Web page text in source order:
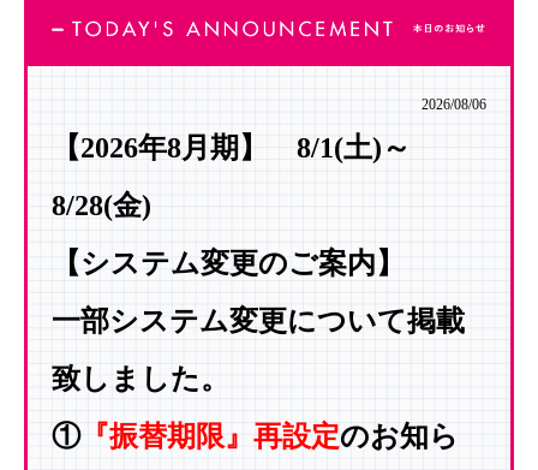
2026/08/06
【2026年8月期】 8/1(土) ～
8/28(金)
【システム変更のご案内】
一部システム変更について掲載
致しました。
①『振替期限』再設定のお知ら